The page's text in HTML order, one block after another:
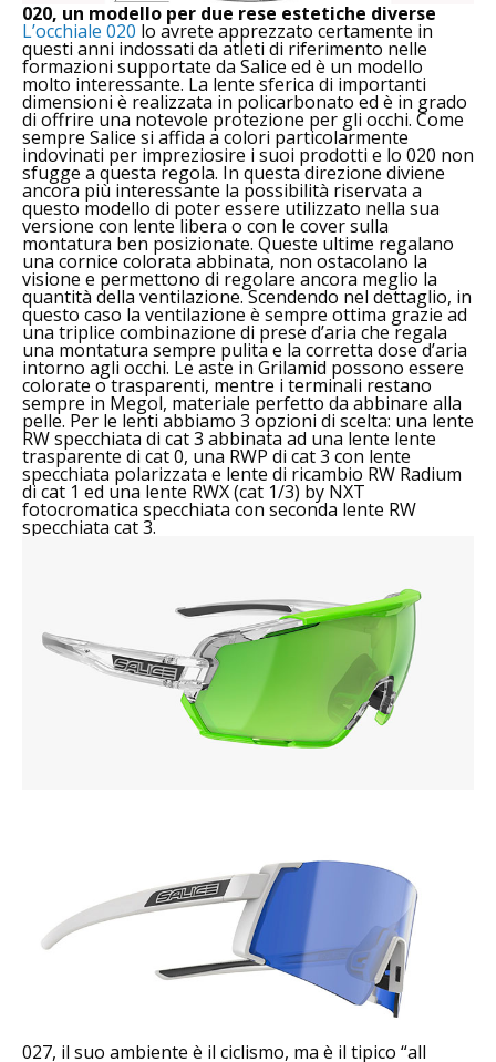
020, un modello per due rese estetiche diverse
L’occhiale 020 lo avrete apprezzato certamente in
questi anni indossati da atleti di riferimento nelle
formazioni supportate da Salice ed è un modello
molto interessante. La lente sferica di importanti
dimensioni è realizzata in policarbonato ed è in grado
di offrire una notevole protezione per gli occhi. Come
sempre Salice si affida a colori particolarmente
indovinati per impreziosire i suoi prodotti e lo 020 non
sfugge a questa regola. In questa direzione diviene
ancora più interessante la possibilità riservata a
questo modello di poter essere utilizzato nella sua
versione con lente libera o con le cover sulla
montatura ben posizionate. Queste ultime regalano
una cornice colorata abbinata, non ostacolano la
visione e permettono di regolare ancora meglio la
quantità della ventilazione. Scendendo nel dettaglio, in
questo caso la ventilazione è sempre ottima grazie ad
una triplice combinazione di prese d’aria che regala
una montatura sempre pulita e la corretta dose d’aria
intorno agli occhi. Le aste in Grilamid possono essere
colorate o trasparenti, mentre i terminali restano
sempre in Megol, materiale perfetto da abbinare alla
pelle. Per le lenti abbiamo 3 opzioni di scelta: una lente
RW specchiata di cat 3 abbinata ad una lente lente
trasparente di cat 0, una RWP di cat 3 con lente
specchiata polarizzata e lente di ricambio RW Radium
di cat 1 ed una lente RWX (cat 1/3) by NXT
fotocromatica specchiata con seconda lente RW
specchiata cat 3.
027, il suo ambiente è il ciclismo, ma è il tipico “all